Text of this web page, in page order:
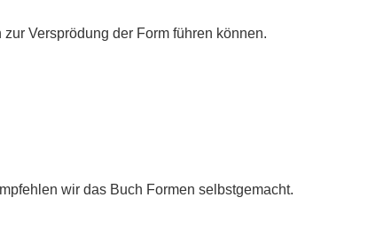
Versprödung der Form führen können.
wir das Buch Formen selbstgemacht.